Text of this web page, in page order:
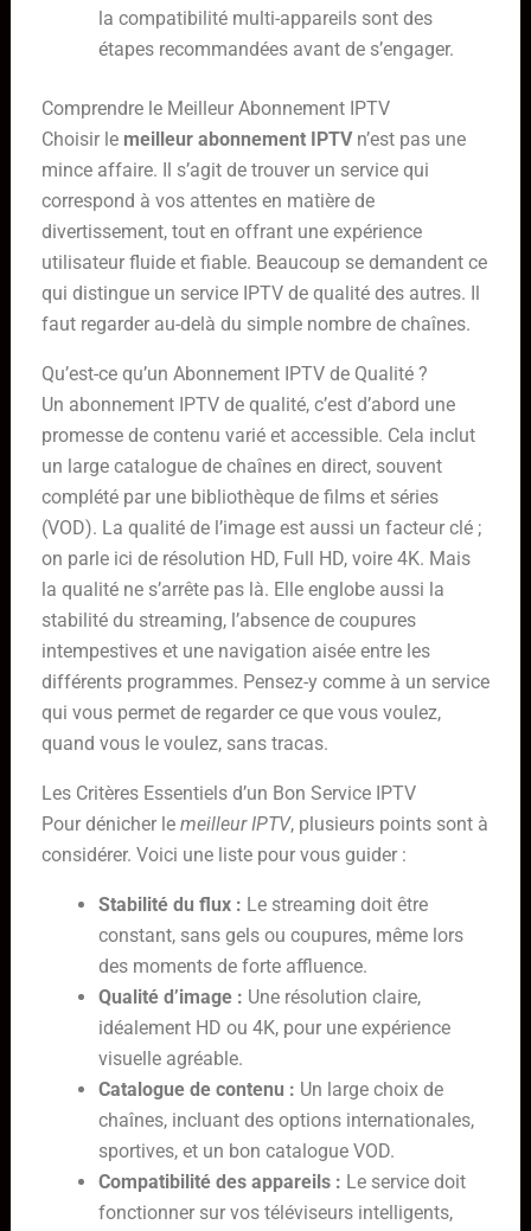
la compatibilité multi-appareils sont des
étapes recommandées avant de s’engager.
Comprendre le Meilleur Abonnement IPTV
Choisir le meilleur abonnement IPTVn’est pas une
mince affaire. Il s’agit de trouver un service qui
correspond à vos attentes en matière de
divertissement, tout en offrant une expérience
utilisateur fluide et fiable. Beaucoup se demandent ce
qui distingue un service IPTV de qualité des autres. Il
faut regarder au-delà du simple nombre de chaînes.
Qu’est-ce qu’un Abonnement IPTV de Qualité ?
Un abonnement IPTV de qualité, c’est d’abord une
promesse de contenu varié et accessible. Cela inclut
un large catalogue de chaînes en direct, souvent
complété par une bibliothèque de films et séries
(VOD). La qualité de l’image est aussi un facteur clé ;
on parle ici de résolution HD, Full HD, voire 4K. Mais
la qualité ne s’arrête pas là. Elle englobe aussi la
stabilité du streaming, l’absence de coupures
intempestives et une navigation aisée entre les
différents programmes. Pensez-y comme à un service
qui vous permet de regarder ce que vous voulez,
quand vous le voulez, sans tracas.
Les Critères Essentiels d’un Bon Service IPTV
Pour dénicher le meilleur IPTV, plusieurs points sont à
considérer. Voici une liste pour vous guider :
Stabilité du flux : Le streaming doit être
constant, sans gels ou coupures, même lors
des moments de forte affluence.
Qualité d’image : Une résolution claire,
idéalement HD ou 4K, pour une expérience
visuelle agréable.
Catalogue de contenu : Un large choix de
chaînes, incluant des options internationales,
sportives, et un bon catalogue VOD.
Compatibilité des appareils : Le service doit
fonctionner sur vos téléviseurs intelligents,